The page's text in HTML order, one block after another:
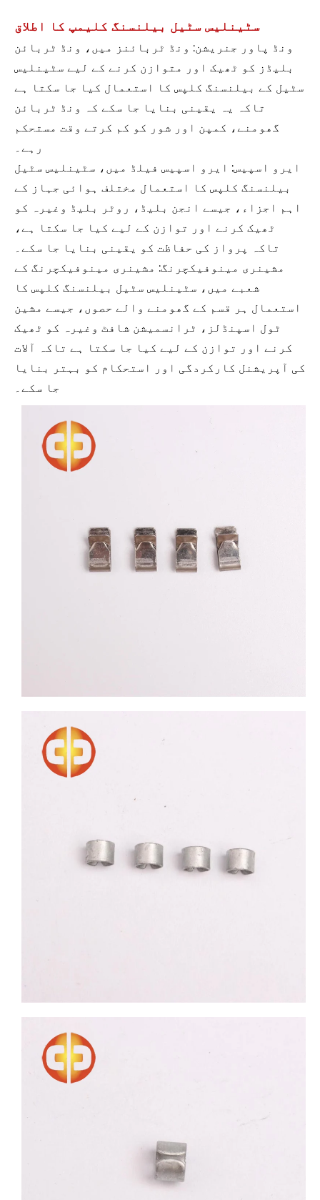
سٹینلیس سٹیل بیلنسنگ کلیمپ کا اطلاق
ونڈ پاور جنریشن: ونڈ ٹربائنز میں، ونڈ ٹربائن
بلیڈز کو ٹھیک اور متوازن کرنے کے لیے سٹینلیس
سٹیل کے بیلنسنگ کلپس کا استعمال کیا جا سکتا ہے
تاکہ یہ یقینی بنایا جا سکے کہ ونڈ ٹربائن
گھومنے، کمپن اور شور کو کم کرتے وقت مستحکم
رہے۔
ایرو اسپیس: ایرو اسپیس فیلڈ میں، سٹینلیس سٹیل
بیلنسنگ کلپس کا استعمال مختلف ہوائی جہاز کے
اہم اجزاء، جیسے انجن بلیڈ، روٹر بلیڈ وغیرہ کو
ٹھیک کرنے اور توازن کے لیے کیا جا سکتا ہے،
تاکہ پرواز کی حفاظت کو یقینی بنایا جا سکے۔
مشینری مینوفیکچرنگ: مشینری مینوفیکچرنگ کے
شعبے میں، سٹینلیس سٹیل بیلنسنگ کلپس کا
استعمال ہر قسم کے گھومنے والے حصوں، جیسے مشین
ٹول اسپنڈلز، ٹرانسمیشن شافٹ وغیرہ کو ٹھیک
کرنے اور توازن کے لیے کیا جا سکتا ہے تاکہ آلات
کی آپریشنل کارکردگی اور استحکام کو بہتر بنایا
جا سکے۔